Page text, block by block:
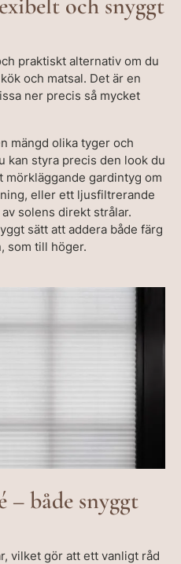
praktiskt alternativ om du
och matsal. Det är en
ner precis så mycket
mängd olika tyger och
kan styra precis den look du
mörkläggande gardintyg om
eller ett ljusfiltrerande
solens direkt strålar.
sätt att addera både färg
som till höger.
– både snyggt
vilket gör att ett vanligt råd